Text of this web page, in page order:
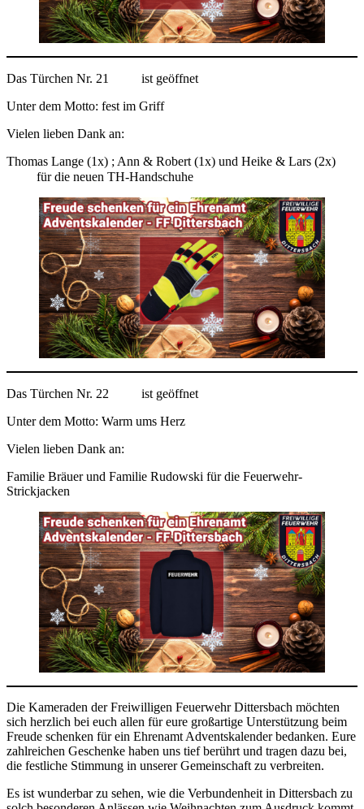
Das Türchen Nr. 21
ist geöffnet
Unter dem Motto: fest im Griff
Vielen lieben Dank an:
Thomas Lange (1x) ; Ann & Robert (1x) und Heike & Lars (2x)
für die neuen TH-Handschuhe
Das Türchen Nr. 22
ist geöffnet
Unter dem Motto: Warm ums Herz
Vielen lieben Dank an:
Familie Bräuer und Familie Rudowski für die Feuerwehr-
Strickjacken
Die Kameraden der Freiwilligen Feuerwehr Dittersbach möchten
sich herzlich bei euch allen für eure großartige Unterstützung beim
Freude schenken für ein Ehrenamt Adventskalender bedanken. Eure
zahlreichen Geschenke haben uns tief berührt und tragen dazu bei,
die festliche Stimmung in unserer Gemeinschaft zu verbreiten.
Es ist wunderbar zu sehen, wie die Verbundenheit in Dittersbach zu